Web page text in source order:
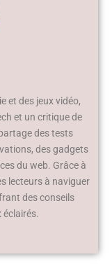
et des jeux vidéo,
et un critique de
des tests
des gadgets
du web. Grâce à
lecteurs à naviguer
des conseils